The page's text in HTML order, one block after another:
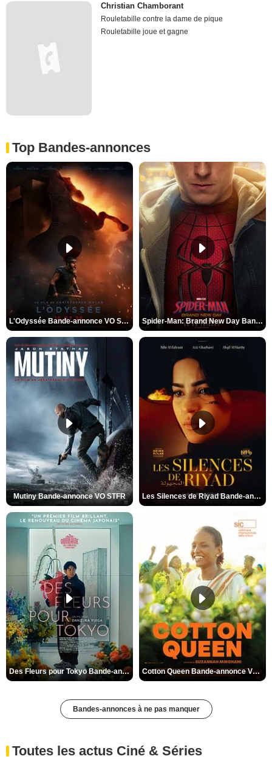
Christian Chamborant
Rouletabille contre la dame de pique
Rouletabille joue et gagne
Top Bandes-annonces
L'Odyssée Bande-annonce VO STFR Spider-Man: Brand New Day Bande-annonce VO STFR
Mutiny Bande-annonce VO STFR Les Silences de Riyad Bande-annonce VO STFR
Des Fleurs pour Tokyo Bande-annonce VO STFR Cotton Queen Bande-annonce VO STFR
Bandes-annonces à ne pas manquer
Toutes les actus Ciné & Séries